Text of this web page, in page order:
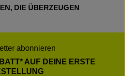
DIE ÜBERZEUGEN
abonnieren
AUF DEINE ERSTE